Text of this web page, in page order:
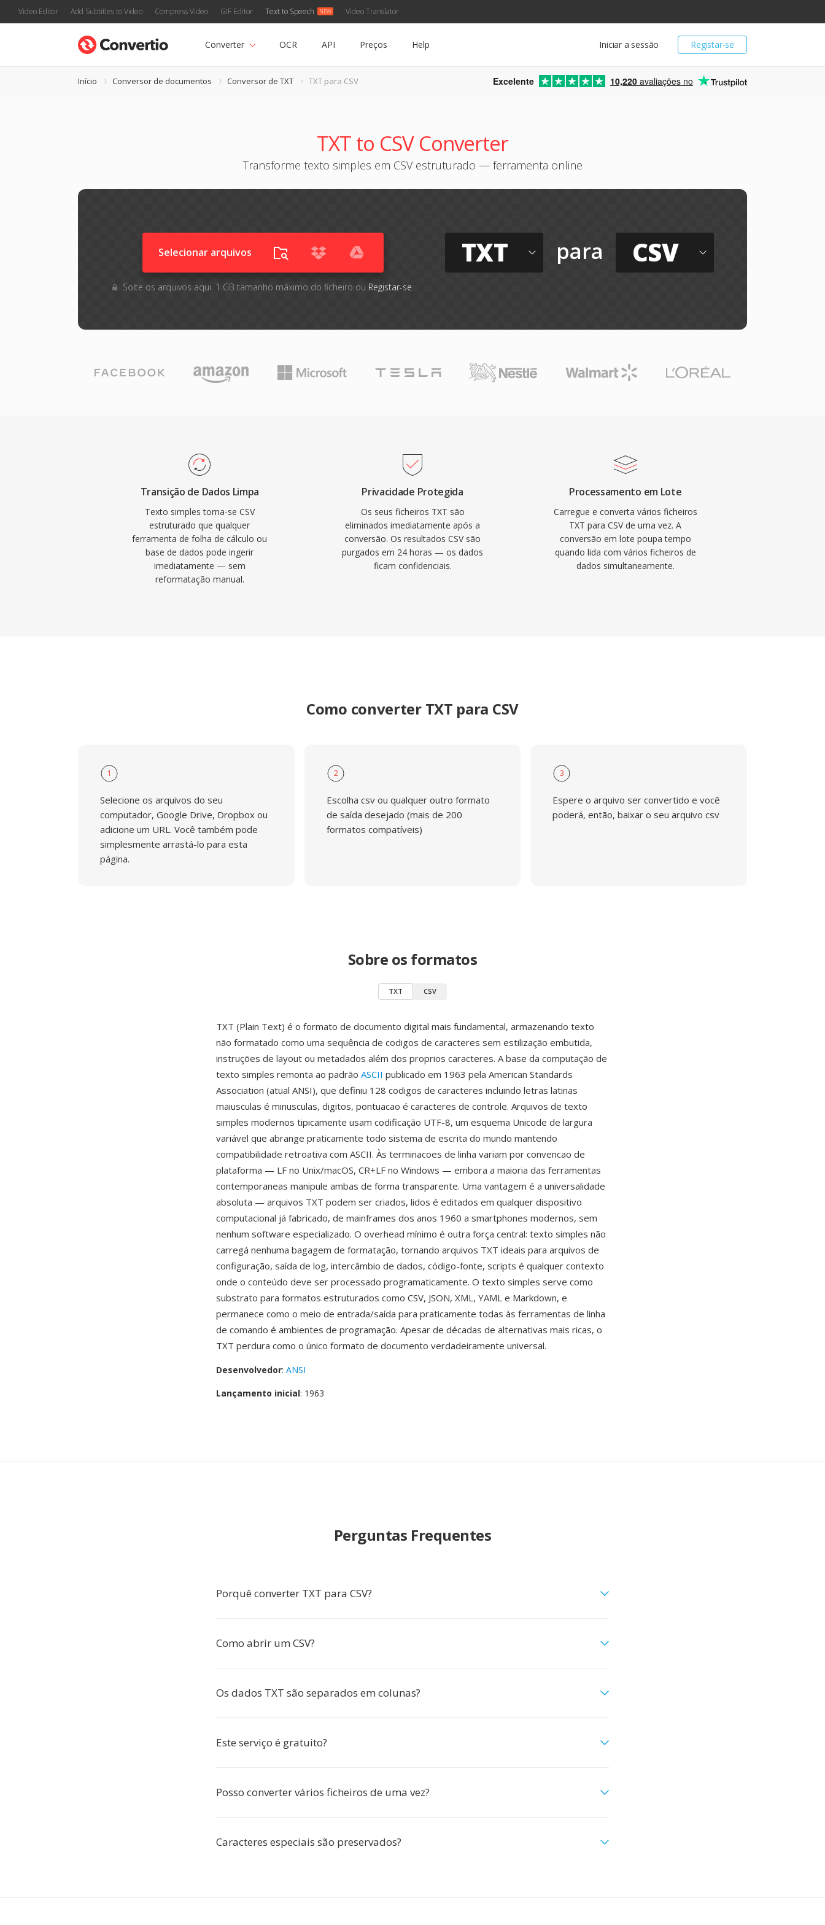
Video Editor Add Subtitles to Video Compress Video GIF Editor Text to Speech Video Translator
Registar-se
Iniciar a sessão
Converter OCR API Preços Help
Início Conversor de documentos Conversor de TXT TXT para CSV Excelente 10,220 avaliações no
TXT to CSV Converter
Transforme texto simples em CSV estruturado — ferramenta online
Selecionar arquivos
Solte os arquivos aqui. 1 GB tamanho máximo do ficheiro ou Registar-se
TXT para CSV
Transição de Dados Limpa
Texto simples torna-se CSV
estruturado que qualquer
ferramenta de folha de cálculo ou
base de dados pode ingerir
imediatamente — sem
reformatação manual.
Privacidade Protegida
Os seus ficheiros TXT são
eliminados imediatamente após a
conversão. Os resultados CSV são
purgados em 24 horas — os dados
ficam confidenciais.
Processamento em Lote
Carregue e converta vários ficheiros
TXT para CSV de uma vez. A
conversão em lote poupa tempo
quando lida com vários ficheiros de
dados simultaneamente.
Como converter TXT para CSV
1
Selecione os arquivos do seu
computador, Google Drive, Dropbox ou
adicione um URL. Você também pode
simplesmente arrastá-lo para esta
página.
2
Escolha csv ou qualquer outro formato
de saída desejado (mais de 200
formatos compatíveis)
3
Espere o arquivo ser convertido e você
poderá, então, baixar o seu arquivo csv
Sobre os formatos
TXT CSV
TXT (Plain Text) é o formato de documento digital mais fundamental, armazenando texto
não formatado como uma sequência de codigos de caracteres sem estilização embutida,
instruções de layout ou metadados além dos proprios caracteres. A base da computação de
texto simples remonta ao padrão ASCII publicado em 1963 pela American Standards
Association (atual ANSI), que definiu 128 codigos de caracteres incluindo letras latinas
maiusculas é minusculas, digitos, pontuacao é caracteres de controle. Arquivos de texto
simples modernos tipicamente usam codificação UTF-8, um esquema Unicode de largura
variável que abrange praticamente todo sistema de escrita do mundo mantendo
compatibilidade retroativa com ASCII. Às terminacoes de linha variam por convencao de
plataforma — LF no Unix/macOS, CR+LF no Windows — embora a maioria das ferramentas
contemporaneas manipule ambas de forma transparente. Uma vantagem é a universalidade
absoluta — arquivos TXT podem ser criados, lidos é editados em qualquer dispositivo
computacional já fabricado, de mainframes dos anos 1960 a smartphones modernos, sem
nenhum software especializado. O overhead mínimo é outra força central: texto simples não
carregá nenhuma bagagem de formatação, tornando arquivos TXT ideais para arquivos de
configuração, saída de log, intercâmbio de dados, código-fonte, scripts é qualquer contexto
onde o conteúdo deve ser processado programaticamente. O texto simples serve como
substrato para formatos estruturados como CSV, JSON, XML, YAML e Markdown, e
permanece como o meio de entrada/saída para praticamente todas às ferramentas de linha
de comando é ambientes de programação. Apesar de décadas de alternativas mais ricas, o
TXT perdura como o único formato de documento verdadeiramente universal.
Desenvolvedor: ANSI
Lançamento inicial: 1963
Perguntas Frequentes
Porquê converter TXT para CSV?
Como abrir um CSV?
Os dados TXT são separados em colunas?
Este serviço é gratuito?
Posso converter vários ficheiros de uma vez?
Caracteres especiais são preservados?